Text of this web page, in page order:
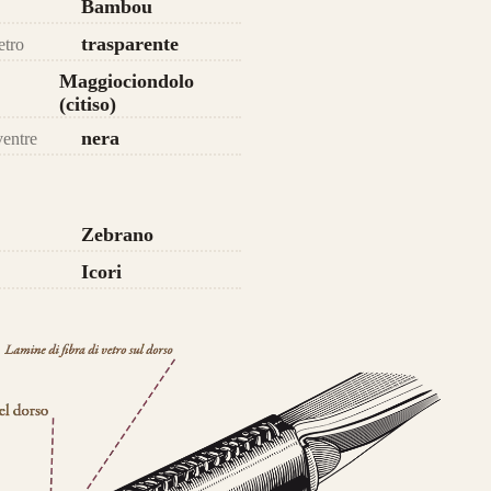
Bambou
trasparente
Maggiociondolo
(citiso)
nera
Zebrano
Icori